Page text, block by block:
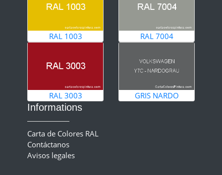
RAL 1003 RAL 7004
RAL 3003 GRIS NARDO
Informations
Carta de Colores RAL
Contáctanos
Avisos legales